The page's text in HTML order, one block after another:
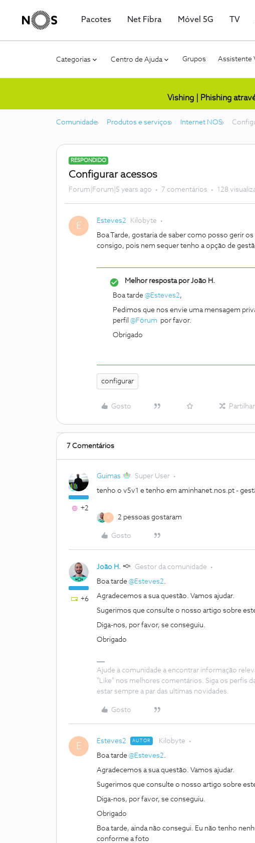
Pacotes Net Fibra Móvel 5G TV
Categorias Centro de Ajuda Grupos Assistente
Vishing | Phishing
Comunidade Produtos e serviços Internet NOS
RESPONDIDO
Configurar acessos
Forum|Forum|5 years ago 7 comentários 128
E Esteves2 Kilobyte
Boa Tarde, gostaria de saber como posso gerir
consigo, pois nem sequer tenho a opção de
Melhor resposta porJoão H.
Boa tarde @Esteves2,
Pedimos que nos envie uma mensagem
perfil @Fórum por favor.
Obrigado
configurar
Gosto Partilhar
7 Comentários
+2
Guimas Super User
tenho o v5v1 e tenho em aminhanet.nos.pt -
E 2 pessoas gostaram
Gosto
+6
João H. Gestor da comunidade
Boa tarde @Esteves2.
Agradecemos a sua questão. Vamos ajudar.
Sugerimos que consulte o nosso artigo sobre
Diga-nos, por favor, se conseguiu.
Obrigado
Ajude a comunidade a encontrar informação
"Like" nos melhores comentários. Siga os perfis
estar sempre a par das ultimas novidades.
Gosto
E Esteves2 AUTOR Kilobyte
Boa tarde @Esteves2.
Agradecemos a sua questão. Vamos ajudar.
Sugerimos que consulte o nosso artigo sobre
Diga-nos, por favor, se conseguiu.
Obrigado
Boa tarde, ainda não consegui. Eu não tenho
conforme a foto